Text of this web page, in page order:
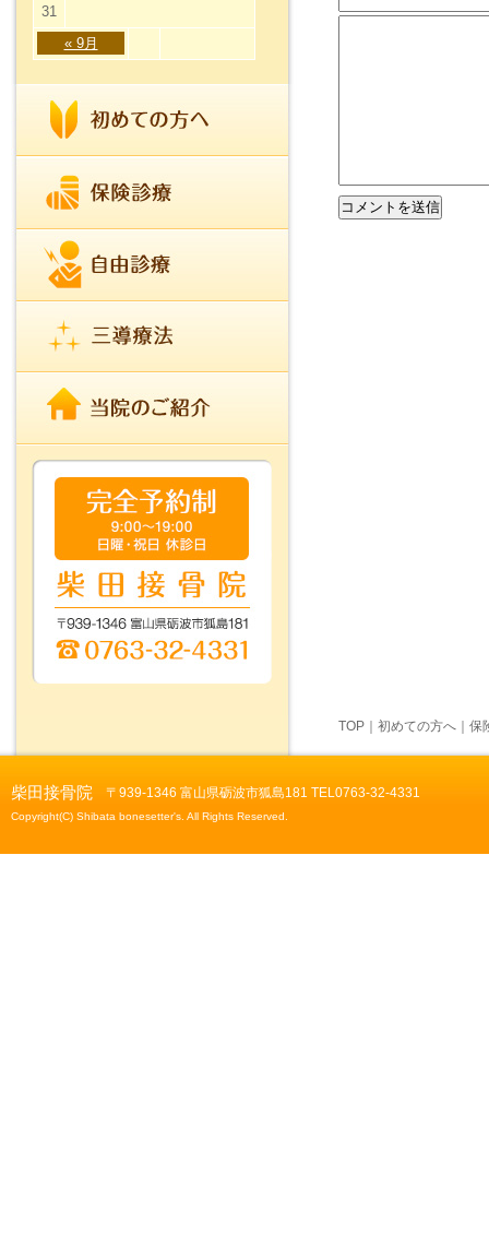
« 9月
31
TOP 初めての方へ 保
柴田接骨院 〒939-1346 富山県砺波市狐島181 TEL0763-32-4331
Copyright(C) Shibata bonesetter's. All Rights Reserved.